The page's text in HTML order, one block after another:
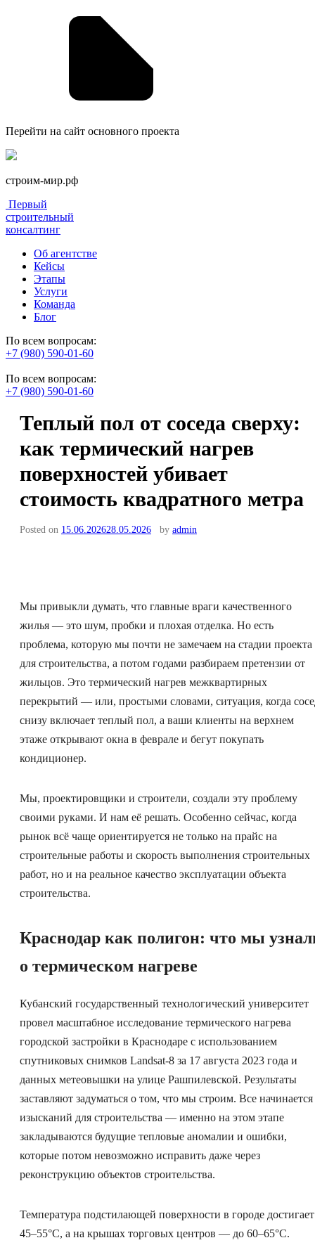
Перейти на сайт основного проекта
строим-мир.рф
Первый
строительный
консалтинг
Об агентстве
Кейсы
Этапы
Услуги
Команда
Блог
По всем вопросам:
+7 (980) 590-01-60
По всем вопросам:
+7 (980) 590-01-60
Теплый пол от соседа сверху:
как термический нагрев
поверхностей убивает
стоимость квадратного метра
Posted on 15.06.202628.05.2026 by admin
Мы привыкли думать, что главные враги качественного
жилья — это шум, пробки и плохая отделка. Но есть
проблема, которую мы почти не замечаем на стадии проекта
для строительства, а потом годами разбираем претензии от
жильцов. Это термический нагрев межквартирных
перекрытий — или, простыми словами, ситуация, когда
снизу включает теплый пол, а ваши клиенты на верхнем
этаже открывают окна в феврале и бегут покупать
кондиционер.
Мы, проектировщики и строители, создали эту проблему
своими руками. И нам её решать. Особенно сейчас, когда
рынок всё чаще ориентируется не только на прайс на
строительные работы и скорость выполнения строительных
работ, но и на реальное качество эксплуатации объекта
строительства.
Краснодар как полигон: что мы
о термическом нагреве
Кубанский государственный технологический университет
провел масштабное исследование термического нагрева
городской застройки в Краснодаре с использованием
спутниковых снимков Landsat-8 за 17 августа 2023 года и
данных метеовышки на улице Рашпилевской. Результаты
заставляют задуматься о том, что мы строим. Все начинается
изысканий для строительства — именно на этом этапе
закладываются будущие тепловые аномалии и ошибки,
которые потом невозможно исправить даже через
реконструкцию объектов строительства.
Температура подстилающей поверхности в городе достигает
45–55°C, а на крышах торговых центров — до 60–65°C.